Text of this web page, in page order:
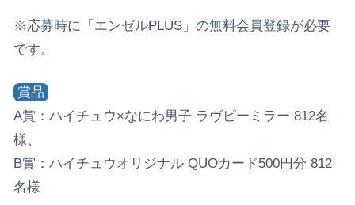
※応募時に「エンゼルPLUS」の無料会員登録が必要
です。
賞品
A賞：ハイチュウ×なにわ男子 ラヴピーミラー 812名
様、
B賞：ハイチュウオリジナル QUOカード500円分 812
名様